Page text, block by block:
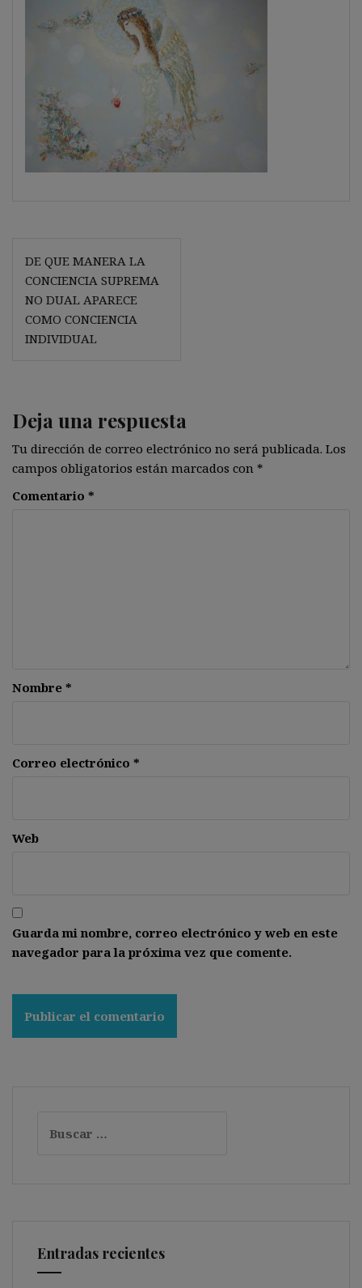
Navegación
de
entradas
DE QUE MANERA LA
CONCIENCIA SUPREMA
NO DUAL APARECE
COMO CONCIENCIA
INDIVIDUAL
Deja una respuesta
Tu dirección de correo electrónico no será publicada. Los
campos obligatorios están marcados con *
Comentario *
Nombre *
Correo electrónico *
Web
Guarda mi nombre, correo electrónico y web en este
navegador para la próxima vez que comente.
Entradas recientes